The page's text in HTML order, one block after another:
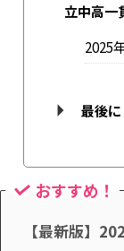
立中高一
2025
最後に
おすすめ！
【最新版】